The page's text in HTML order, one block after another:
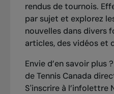
rendus de tournois.
par sujet et explorez
nouvelles dans divers
articles, des vidéos et
Envie d’en savoir plus
de Tennis Canada
S'inscrire à l’infolettre